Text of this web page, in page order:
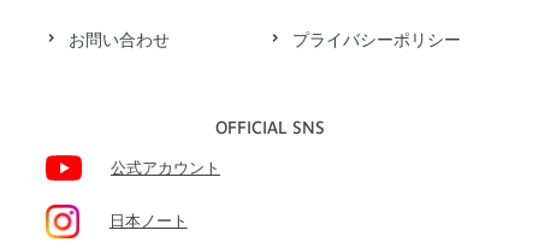
お問い合わせ プライバシーポリシー
OFFICIAL SNS
公式アカウント
日本ノート